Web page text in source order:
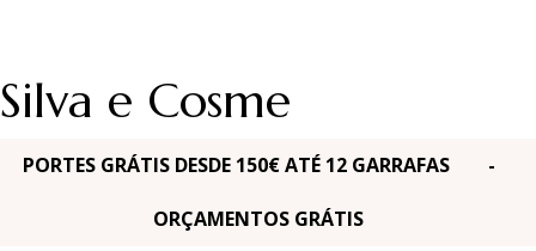
Silva e Cosme
PORTES GRÁTIS DESDE 150€ ATÉ 12 GARRAFAS -
ORÇAMENTOS GRÁTIS